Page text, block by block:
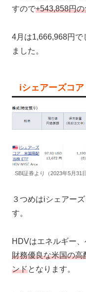
すので+543,858円
4月は1,666,968円で
ました。
iシェアーズコ
SBI証券より（2023年5月31
３つめはiシェアー
す。
HDVはエネルギー
財務優良な米国の
ンドとなります。